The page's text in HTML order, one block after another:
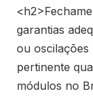
garantias
ou oscilações
pertinente
módulos no